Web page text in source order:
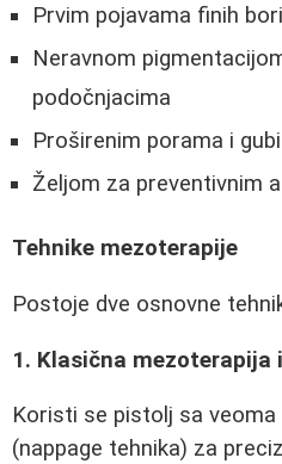
Prvim pojavama finih
Neravnom
podočnjacima
Proširenim porama i
Željom za preventivnim
Tehnike mezoterapije
Postoje dve osnovne
1. Klasična mezoterapija
Koristi se pistolj sa
(nappage tehnika) za